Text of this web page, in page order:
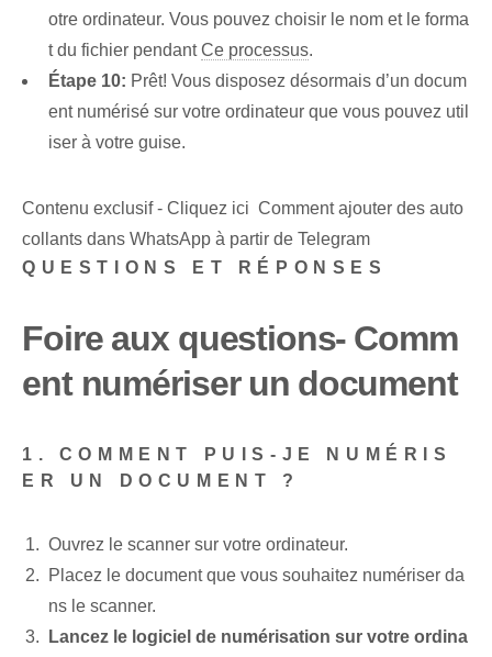
otre ordinateur. Vous pouvez choisir le nom et le forma
t du fichier pendantCe processus.
Étape 10: Prêt! Vous disposez désormais d’un docum
ent numérisé sur votre ordinateur que vous pouvez util
iser à votre guise.
Contenu exclusif - Cliquez ici Comment ajouter des auto
collants dans WhatsApp à partir de Telegram
QUESTIONS ET RÉPONSES
Foire aux questions⁣- Comm
ent numériser un⁣ document
1. COMMENT PUIS-JE NUMÉRIS
ER UN DOCUMENT ?
Ouvrez le scanner sur votre ordinateur.
Placez le document que vous souhaitez numériser da
ns le scanner.
Lancez le logiciel de numérisation sur votre ordina